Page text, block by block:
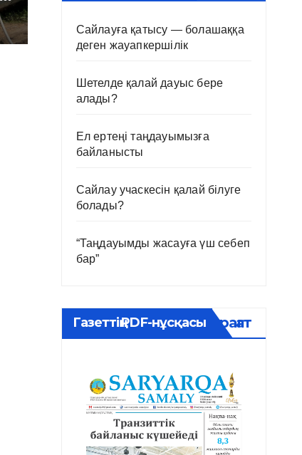
Сайлауға қатысу — болашаққа
деген жауапкершілік
Шетелде қалай дауыс бере
алады?
Ел ертеңі таңдауымызға
байланысты
Сайлау учаскесін қалай білуге
болады?
“Таңдауымды жасауға үш себеп
бар”
Газеттің PDF-нұсқасыМұрағат